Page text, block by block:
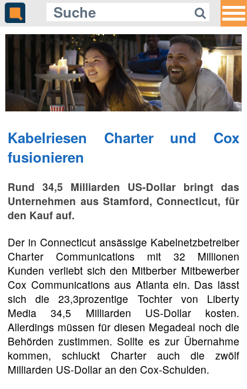
Kabelriesen Charter und Cox
fusionieren
Rund 34,5 Milliarden US-Dollar bringt das
Unternehmen aus Stamford, Connecticut, für
den Kauf auf.
Der in Connecticut ansässige Kabelnetzbetreiber
Charter Communications mit 32 Millionen
Kunden verliebt sich den Mitberber Mitbewerber
Cox Communications aus Atlanta ein. Das lässt
sich die 23,3prozentige Tochter von Liberty
Media 34,5 Milliarden US-Dollar kosten.
Allerdings müssen für diesen Megadeal noch die
Behörden zustimmen. Sollte es zur Übernahme
kommen, schluckt Charter auch die zwölf
Milliarden US-Dollar an den Cox-Schulden.